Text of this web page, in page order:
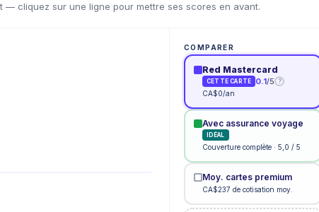
cliquez sur une ligne pour mettre ses scores en avant.
COMPARER
Red Mastercard
CETTE CARTE 0.1/5 ?
CA$0/an
Avec assurance voyage
IDÉAL
Couverture complète · 5,0 / 5
Moy. cartes premium
CA$237 de cotisation moy.